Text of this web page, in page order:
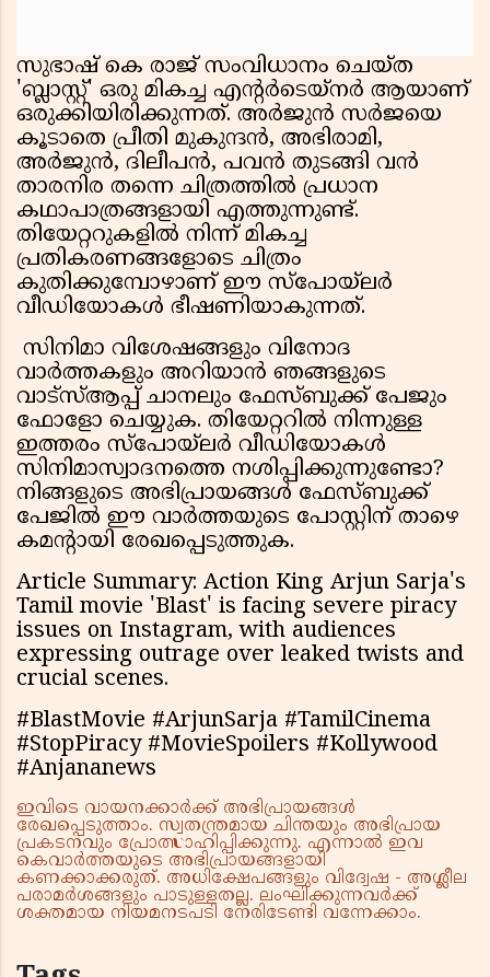
സുഭാഷ് കെ രാജ് സംവിധാനം ചെയ്ത
'ബ്ലാസ്റ്റ്' ഒരു മികച്ച എന്റർടെയ്‌നർ ആയാണ്
ഒരുക്കിയിരിക്കുന്നത്. അർജുൻ സർജയെ
കൂടാതെ പ്രീതി മുകുന്ദൻ, അഭിരാമി,
അർജുൻ, ദിലീപൻ, പവൻ തുടങ്ങി വൻ
താരനിര തന്നെ ചിത്രത്തിൽ പ്രധാന
കഥാപാത്രങ്ങളായി എത്തുന്നുണ്ട്.
തിയേറ്ററുകളിൽ നിന്ന് മികച്ച
പ്രതികരണങ്ങളോടെ ചിത്രം
കുതിക്കുമ്പോഴാണ് ഈ സ്പോയ്‌ലർ
വീഡിയോകൾ ഭീഷണിയാകുന്നത്.
സിനിമാ വിശേഷങ്ങളും വിനോദ
വാർത്തകളും അറിയാൻ ഞങ്ങളുടെ
വാട്സ്ആപ്പ് ചാനലും ഫേസ്ബുക്ക് പേജും
ഫോളോ ചെയ്യുക. തിയേറ്ററിൽ നിന്നുള്ള
ഇത്തരം സ്പോയ്‌ലർ വീഡിയോകൾ
സിനിമാസ്വാദനത്തെ നശിപ്പിക്കുന്നുണ്ടോ?
നിങ്ങളുടെ അഭിപ്രായങ്ങൾ ഫേസ്ബുക്ക്
പേജിൽ ഈ വാർത്തയുടെ പോസ്റ്റിന് താഴെ
കമന്റായി രേഖപ്പെടുത്തുക.
Article Summary: Action King Arjun Sarja's
Tamil movie 'Blast' is facing severe piracy
issues on Instagram, with audiences
expressing outrage over leaked twists and
crucial scenes.
#BlastMovie #ArjunSarja #TamilCinema
#StopPiracy #MovieSpoilers #Kollywood
#Anjananews
ഇവിടെ വായനക്കാർക്ക് അഭിപ്രായങ്ങൾ
രേഖപ്പെടുത്താം. സ്വതന്ത്രമായ ചിന്തയും അഭിപ്രായ
പ്രകടനവും പ്രോത്സാഹിപ്പിക്കുന്നു. എന്നാൽ ഇവ
കെവാർത്തയുടെ അഭിപ്രായങ്ങളായി
കണക്കാക്കരുത്. അധിക്ഷേപങ്ങളും വിദ്വേഷ - അശ്ലീല
പരാമർശങ്ങളും പാടുള്ളതല്ല. ലംഘിക്കുന്നവർക്ക്
ശക്തമായ നിയമനടപടി നേരിടേണ്ടി വന്നേക്കാം.